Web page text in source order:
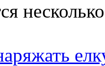
несколько